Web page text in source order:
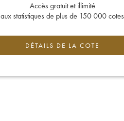
Accès gratuit et illimité
aux statistiques de plus de 150 000 cotes
DÉTAILS DE LA COTE